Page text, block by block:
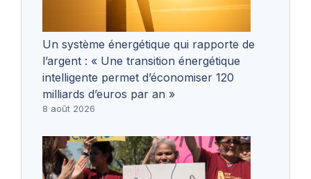
Un système énergétique qui rapporte de
l’argent : « Une transition énergétique
intelligente permet d’économiser 120
milliards d’euros par an »
8 août 2026